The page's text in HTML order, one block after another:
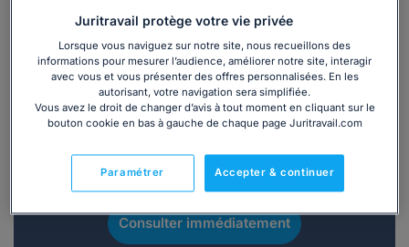
Vous souhaitez une consultation par
téléphone ?
Consulter immédiatement
Juritravail protège votre vie privée
Lorsque vous naviguez sur notre site, nous recueillons des
informations pour mesurer l’audience, améliorer notre site, interagir
avec vous et vous présenter des offres personnalisées. En les
autorisant, votre navigation sera simplifiée.
Vous avez le droit de changer d’avis à tout moment en cliquant sur le
bouton cookie en bas à gauche de chaque page Juritravail.com
Accepter & continuer
Paramétrer